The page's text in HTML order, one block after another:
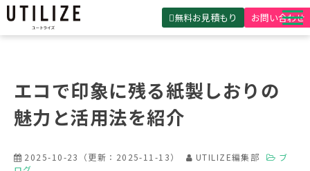
無料お見積もり お問い合わせ
事例紹介
エコで印象に残る紙製しおりの
魅力と活用法を紹介
2025-10-23 （更新： 2025-11-13） UTILIZE編集部
ブ